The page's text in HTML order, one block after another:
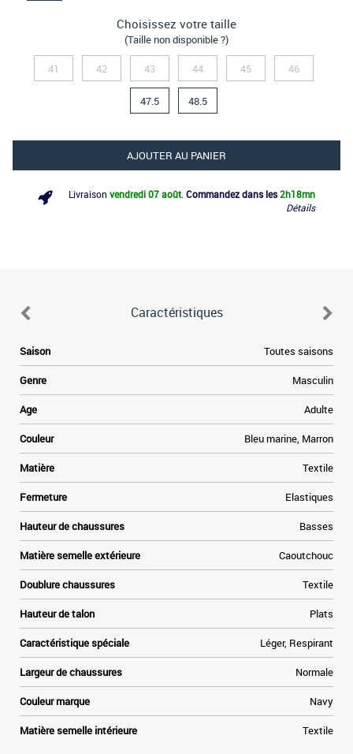
Choisissez votre taille
(Taille non disponible ?)
41 42 43 44 45 46
47.5 48.5
AJOUTER AU PANIER
Livraison vendredi 07 août Commandez dans les2h18mn
Détails
Caractéristiques
Saison Toutes saisons
Genre Masculin
Age Adulte
Couleur Bleu marine, Marron
Matière Textile
Fermeture Elastiques
Hauteur de chaussures Basses
Matière semelle extérieure Caoutchouc
Doublure chaussures Textile
Hauteur de talon Plats
Caractéristique spéciale Léger, Respirant
Largeur de chaussures Normale
Couleur marque Navy
Matière semelle intérieure Textile